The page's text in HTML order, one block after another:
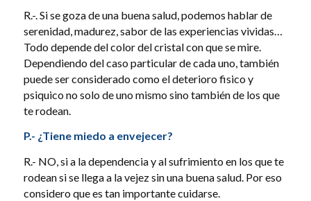
R.-. Si se goza de una buena salud, podemos hablar de
serenidad, madurez, sabor de las experiencias vividas…
Todo depende del color del cristal con que se mire.
Dependiendo del caso particular de cada uno, también
puede ser considerado como el deterioro fisico y
psiquico no solo de uno mismo sino también de los que
te rodean.
P.- ¿Tiene miedo a envejecer?
R.- NO, si a la dependencia y al sufrimiento en los que te
rodean si se llega a la vejez sin una buena salud. Por eso
considero que es tan importante cuidarse.